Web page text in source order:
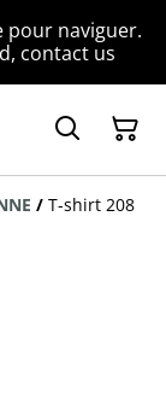
pour naviguer.
contact us
/ T-shirt 208